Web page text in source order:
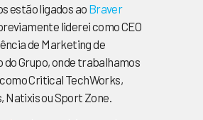
estão ligados ao Braver
liderei como CEO
de Marketing de
do Grupo, onde trabalhamos
Critical TechWorks,
Natixis ou Sport Zone.